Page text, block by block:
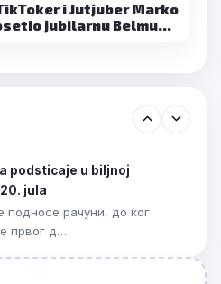
i Jutjuber Marko
jubilarnu Belmu…
podsticaje u biljnoj
jula
подносе рачуни, до ког
првог д…